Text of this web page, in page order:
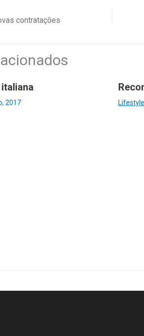
contratações
2017 Lifestyle